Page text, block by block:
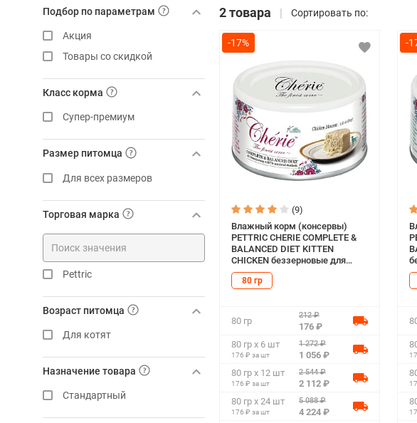
Подбор по параметрам
Акция
Товары со скидкой
Класс корма
Супер-премиум
Размер питомца
Для всех размеров
Торговая марка
Pettric
Возраст питомца
Для котят
Назначение товара
Стандартный
2 товара Сортировать по:
-17%
(9)
Влажный корм (консервы)
PETTRIC CHERIE COMPLETE &
BALANCED DIET KITTEN
CHICKEN беззерновые для
котят мусс с курицей (80 гр)
80 гр
80 гр
212 ₽
176 ₽
80 гр х 6 шт
176 ₽ за шт
1 272 ₽
1 056 ₽
80 гр х 12 шт
176 ₽ за шт
2 544 ₽
2 112 ₽
80 гр х 24 шт
176 ₽ за шт
5 088 ₽
4 224 ₽
-